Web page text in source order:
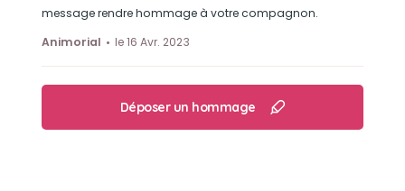
message rendre hommage à votre compagnon.
Animorial
le 16 Avr. 2023
Déposer un hommage